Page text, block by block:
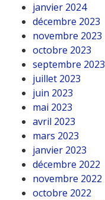
janvier 2024
décembre 2023
novembre 2023
octobre 2023
septembre 2023
juillet 2023
juin 2023
mai 2023
avril 2023
mars 2023
janvier 2023
décembre 2022
novembre 2022
octobre 2022